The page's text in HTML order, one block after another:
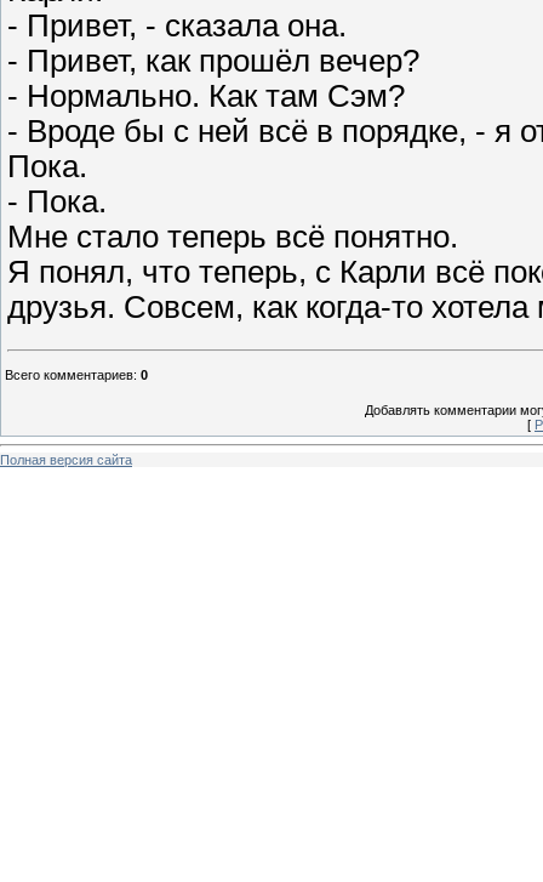
- Привет, - сказала она.
- Привет, как прошёл вечер?
- Нормально. Как там Сэм?
- Вроде бы с ней всё в порядке, -
Пока.
- Пока.
Мне стало теперь всё понятно.
Я понял, что теперь, с Карли всё
друзья. Совсем, как когда-то
Всего комментариев: 0
Добавлять комментарии
[
Полная версия сайта